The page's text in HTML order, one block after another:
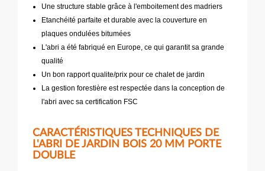
Une structure stable grâce à l'emboitement des madriers
Etanchéité parfaite et durable avec la couverture en
plaques ondulées bitumées
L'abri a été fabriqué en Europe, ce qui garantit sa grande
qualité
Un bon rapport qualite/prix pour ce chalet de jardin
La gestion forestière est respectée dans la conception de
l'abri avec sa certification FSC
CARACTÉRISTIQUES TECHNIQUES DE
L'ABRI DE JARDIN BOIS 20 MM PORTE
DOUBLE